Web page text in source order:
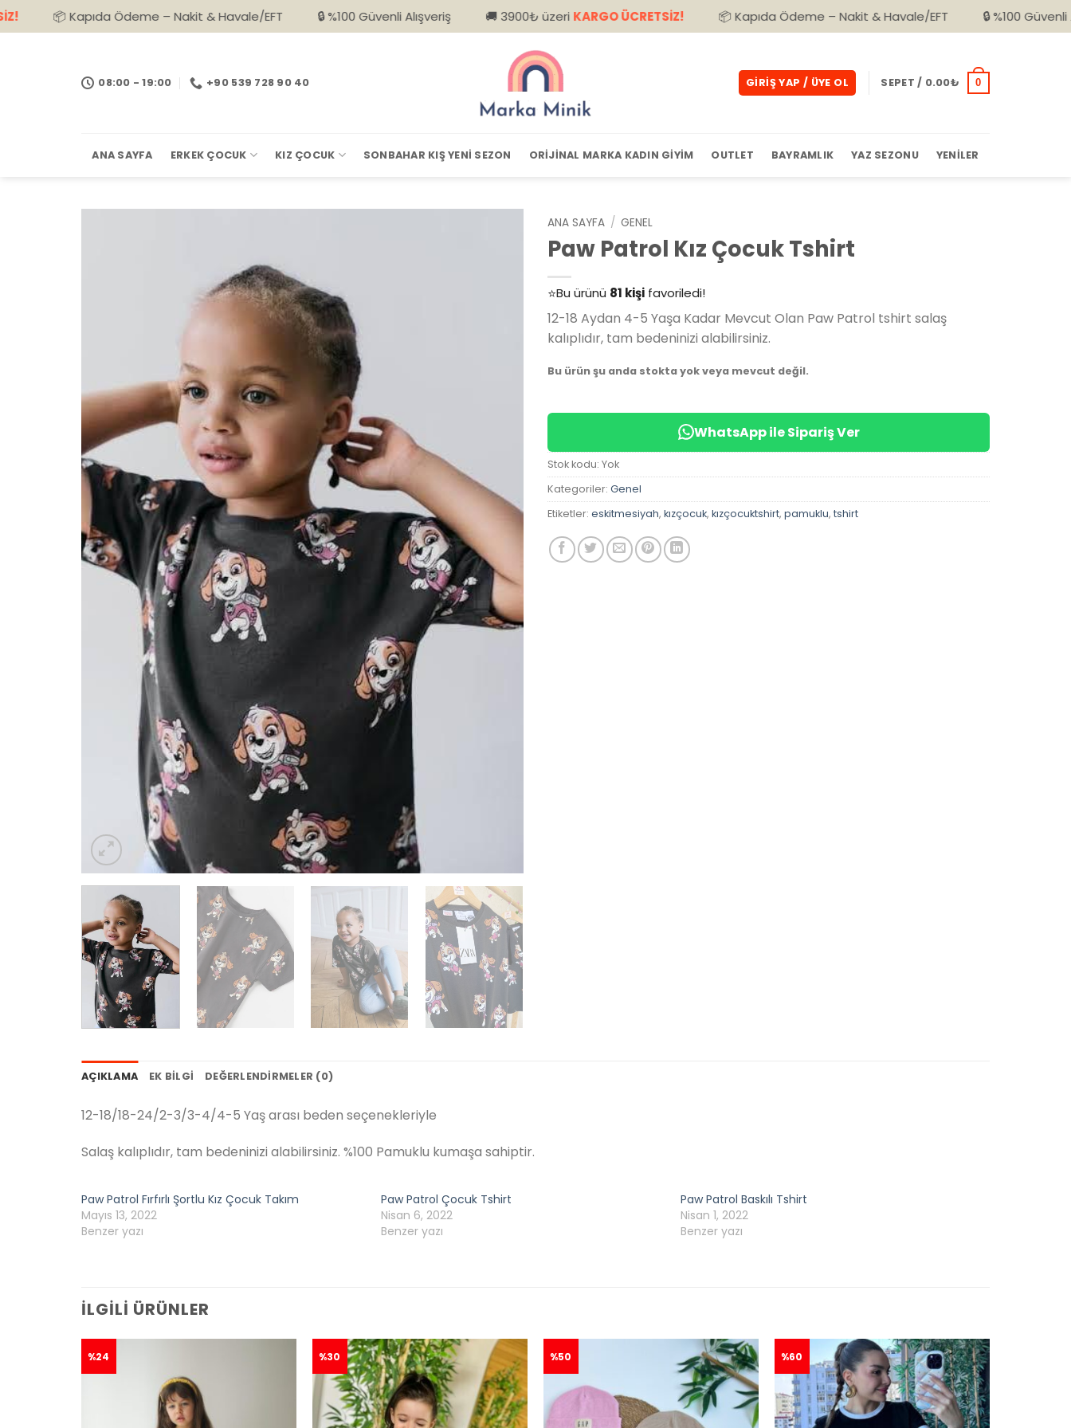
İçeriğe
atla
Ödeme – Nakit & Havale/EFT 🔒 %100 Güvenli Alışveriş 🚚 3900₺ üzeri KARGO ÜCRETSİZ! 📦 Kapıda Ödeme – Nakit & Havale/EFT 🔒 %100 Güvenli Alışveriş
08:00 - 19:00 +90 539 728 90 40 GIRIŞ YAP / ÜYE OL SEPET / 0.00₺ 0
ANA SAYFA ERKEK ÇOCUK KIZ ÇOCUK SONBAHAR KIŞ YENI SEZON ORIJINAL MARKA KADIN GIYIM OUTLET BAYRAMLIK YAZ SEZONU YENILER
ANA SAYFA / GENEL
Paw Patrol Kız Çocuk Tshirt
👀Şu an
⭐️Bu ürünü 81 kişi favoriledi!
🛒39 kişisepetine ekledi!
✅Bugün14 adetsatıldı
12-18 Aydan 4-5 Yaşa Kadar Mevcut Olan Paw Patrol tshirt salaş
kalıplıdır, tam bedeninizi alabilirsiniz.
Bu ürün şu anda stokta yok veya mevcut değil.
WhatsApp ile Sipariş Ver
Stok kodu: Yok
Kategoriler: Genel
Etiketler: eskitmesiyah, kızçocuk, kızçocuktshirt, pamuklu, tshirt
AÇIKLAMA EK BILGI DEĞERLENDIRMELER (0)
12-18/18-24/2-3/3-4/4-5 Yaş arası beden seçenekleriyle
Salaş kalıplıdır, tam bedeninizi alabilirsiniz. %100 Pamuklu kumaşa sahiptir.
Paw Patrol Fırfırlı Şortlu Kız Çocuk Takım
Mayıs 13, 2022
Benzer yazı
Paw Patrol Çocuk Tshirt
Nisan 6, 2022
Benzer yazı
Paw Patrol Baskılı Tshirt
Nisan 1, 2022
Benzer yazı
İLGILI ÜRÜNLER
%24 %30 %50 %60